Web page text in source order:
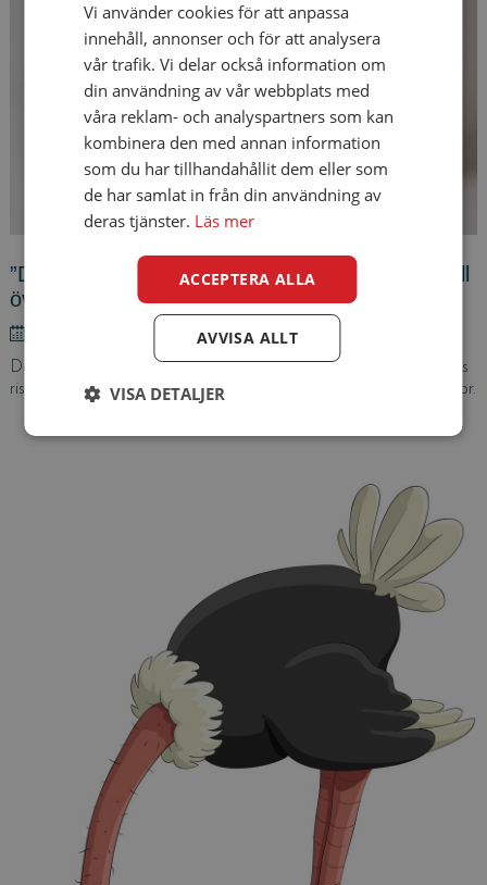
”Den fina kappan på internet” – en inkörsport till
överskuldsättning?
Posted
on
Den som inte gör en ordentlig kreditprövning innan lån beviljas
riskerar att få betala straffavgifter på upp till 10 miljoner kronor.
Vi använder cookies för att anpassa
innehåll, annonser och för att analysera
vår trafik. Vi delar också information om
din användning av vår webbplats med
våra reklam- och analyspartners som kan
kombinera den med annan information
som du har tillhandahållit dem eller som
de har samlat in från din användning av
deras tjänster. Läs mer
ACCEPTERA ALLA
AVVISA ALLT
VISA DETALJER